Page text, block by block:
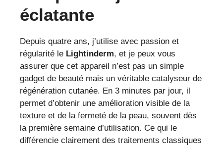
éclatante
Depuis quatre ans, j’utilise avec passion et
régularité le Lightinderm, et je peux vous
assurer que cet appareil n’est pas un simple
gadget de beauté mais un véritable catalyseur de
régénération cutanée. En 3 minutes par jour, il
permet d’obtenir une amélioration visible de la
texture et de la fermeté de la peau, souvent dès
la première semaine d’utilisation. Ce qui le
différencie clairement des traitements classiques